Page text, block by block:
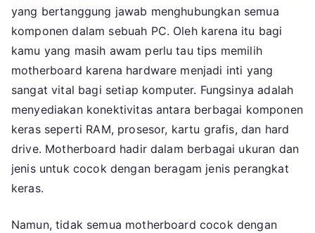
yang bertanggung jawab menghubungkan semua
komponen dalam sebuah PC. Oleh karena itu bagi
kamu yang masih awam perlu tau tips memilih
motherboard karena hardware menjadi inti yang
sangat vital bagi setiap komputer. Fungsinya adalah
menyediakan konektivitas antara berbagai komponen
keras seperti RAM, prosesor, kartu grafis, dan hard
drive. Motherboard hadir dalam berbagai ukuran dan
jenis untuk cocok dengan beragam jenis perangkat
keras.
Namun, tidak semua motherboard cocok dengan